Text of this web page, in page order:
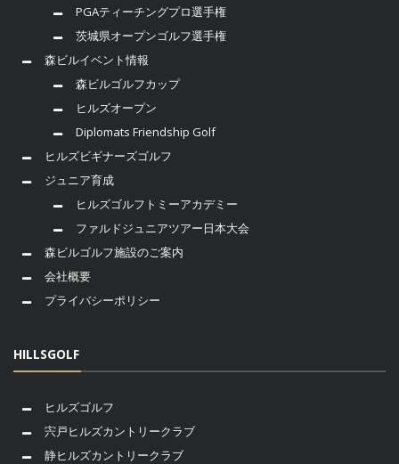
PGAティーチングプロ選手権
茨城県オープンゴルフ選手権
森ビルイベント情報
森ビルゴルフカップ
ヒルズオープン
Diplomats Friendship Golf
ヒルズビギナーズゴルフ
ジュニア育成
ヒルズゴルフトミーアカデミー
ファルドジュニアツアー日本大会
森ビルゴルフ施設のご案内
会社概要
プライバシーポリシー
HILLSGOLF
ヒルズゴルフ
宍戸ヒルズカントリークラブ
静ヒルズカントリークラブ